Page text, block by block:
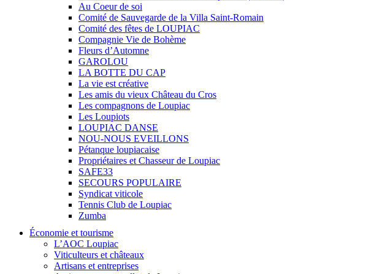
Au Coeur de soi
Comité de Sauvegarde de la Villa Saint-Romain
Comité des fêtes de LOUPIAC
Compagnie Vie de Bohème
Fleurs d’Automne
GAROLOU
LA BOTTE DU CAP
La vie est créative
Les amis du vieux Château du Cros
Les compagnons de Loupiac
Les Loupiots
LOUPIAC DANSE
NOU-NOUS EVEILLONS
Pétanque loupiacaise
Propriétaires et Chasseur de Loupiac
SAFE33
SECOURS POPULAIRE
Syndicat viticole
Tennis Club de Loupiac
Zumba
Économie et tourisme
L’AOC Loupiac
Viticulteurs et châteaux
Artisans et entreprises